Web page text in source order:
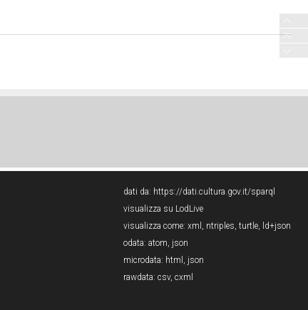
dati da: https://dati.cultura.gov.it/sparql
visualizza su LodLive
visualizza come: xml , ntriples, turtle, ld+json
odata: atom, json
microdata: html , json
rawdata: csv, cxml